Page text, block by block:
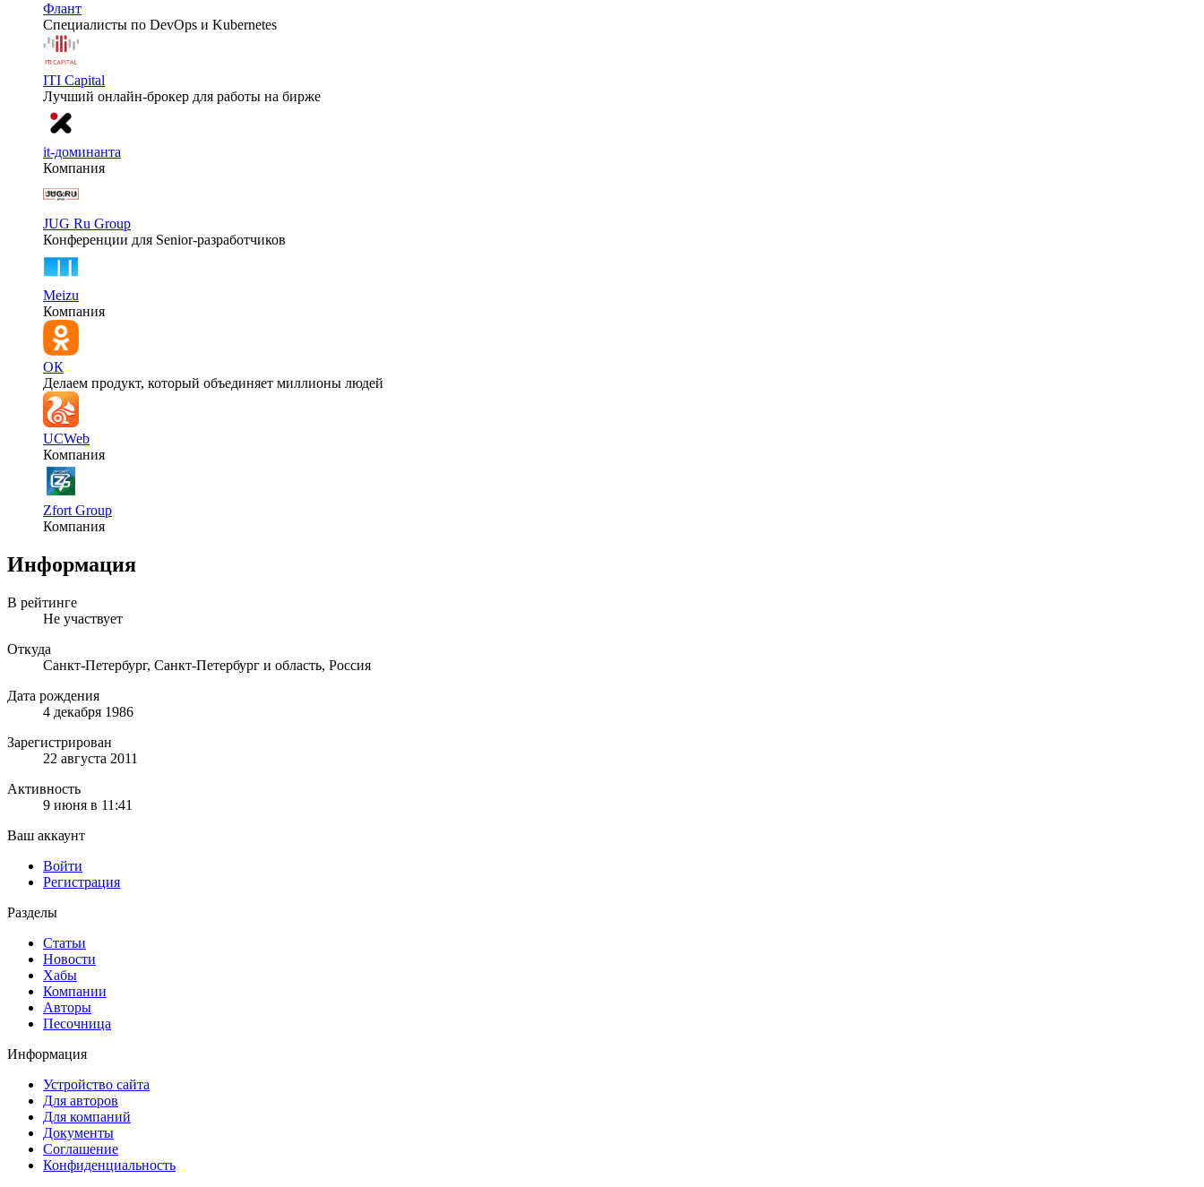
Флант
Специалисты по DevOps и Kubernetes
ITI Capital
Лучший онлайн-брокер для работы на бирже
it-доминанта
Компания
JUG Ru Group
Конференции для Senior-разработчиков
Meizu
Компания
ОК
Делаем продукт, который объединяет миллионы людей
UCWeb
Компания
Zfort Group
Компания
Информация
В рейтинге
Не участвует
Откуда
Санкт-Петербург, Санкт-Петербург и область, Россия
Дата рождения
4 декабря 1986
Зарегистрирован
22 августа 2011
Активность
9 июня в 11:41
Ваш аккаунт
Войти
Регистрация
Разделы
Статьи
Новости
Хабы
Компании
Авторы
Песочница
Информация
Устройство сайта
Для авторов
Для компаний
Документы
Соглашение
Конфиденциальность